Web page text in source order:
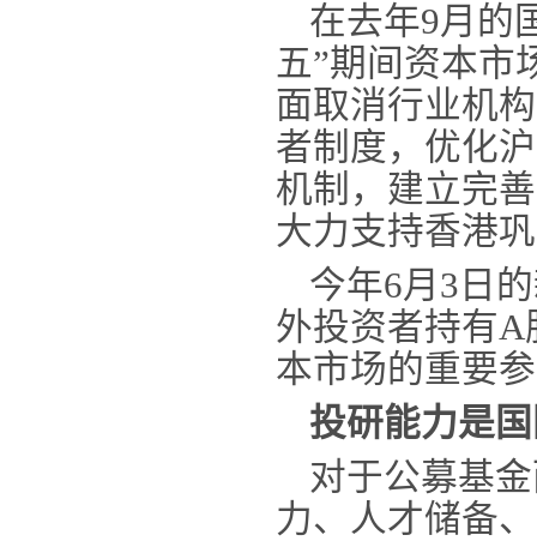
在去年9月的
五”期间资本市
面取消行业机
者制度，优化
机制，建立完
大力支持香港
今年6月3日
外投资者持有
本市场的重要
投研能力是
对于公募基
力、人才储备